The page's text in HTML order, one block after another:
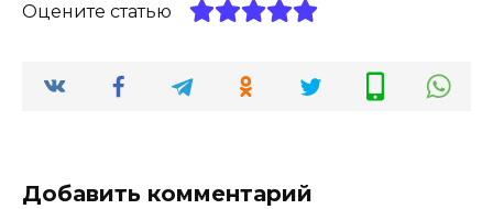
Оцените статью
Добавить комментарий